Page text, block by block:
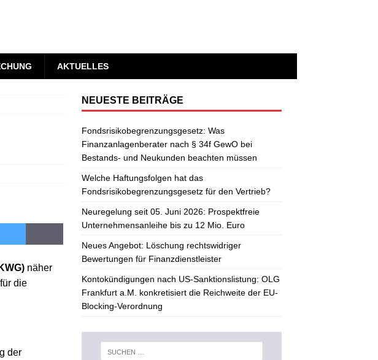
AKTUELLES
näher
die
der
NEUESTE BEITRÄGE
Fondsrisikobegrenzungsgesetz: Was
Finanzanlagenberater nach § 34f GewO bei
Bestands- und Neukunden beachten müssen
Welche Haftungsfolgen hat das
Fondsrisikobegrenzungsgesetz für den Vertrieb?
Neuregelung seit 05. Juni 2026: Prospektfreie
Unternehmensanleihe bis zu 12 Mio. Euro
Neues Angebot: Löschung rechtswidriger
Bewertungen für Finanzdienstleister
Kontokündigungen nach US-Sanktionslistung: OLG
Frankfurt a.M. konkretisiert die Reichweite der EU-
Blocking-Verordnung